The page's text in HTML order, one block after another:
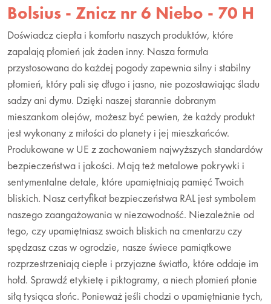
Bolsius - Znicz nr 6 Niebo - 70 H
Doświadcz ciepła i komfortu naszych produktów, które
zapalają płomień jak żaden inny. Nasza formuła
przystosowana do każdej pogody zapewnia silny i stabilny
płomień, który pali się długo i jasno, nie pozostawiając śladu
sadzy ani dymu. Dzięki naszej starannie dobranym
mieszankom olejów, możesz być pewien, że każdy produkt
jest wykonany z miłości do planety i jej mieszkańców.
Produkowane w UE z zachowaniem najwyższych standardów
bezpieczeństwa i jakości. Mają też metalowe pokrywki i
sentymentalne detale, które upamiętniają pamięć Twoich
bliskich. Nasz certyfikat bezpieczeństwa RAL jest symbolem
naszego zaangażowania w niezawodność. Niezależnie od
tego, czy upamiętniasz swoich bliskich na cmentarzu czy
spędzasz czas w ogrodzie, nasze świece pamiątkowe
rozprzestrzeniają ciepłe i przyjazne światło, które oddaje im
hołd. Sprawdź etykietę i piktogramy, a niech płomień płonie
siłą tysiąca słońc. Ponieważ jeśli chodzi o upamiętnianie tych,